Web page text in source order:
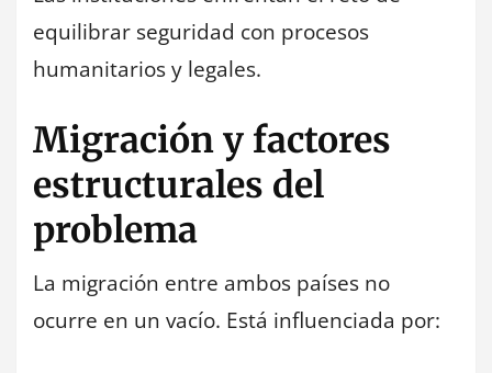
equilibrar seguridad con procesos
humanitarios y legales.
Migración y factores
estructurales del
problema
La migración entre ambos países no
ocurre en un vacío. Está influenciada por: